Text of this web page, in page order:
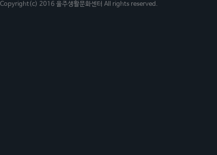
Copyright(c) 2016 울주생활문화센터 All rights reserved.